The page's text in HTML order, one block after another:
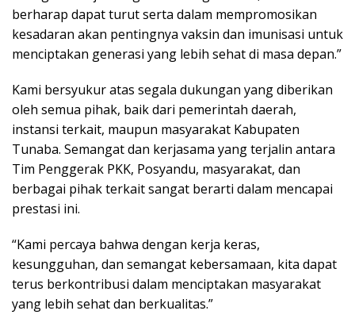
berharap dapat turut serta dalam mempromosikan
kesadaran akan pentingnya vaksin dan imunisasi untuk
menciptakan generasi yang lebih sehat di masa depan.”
Kami bersyukur atas segala dukungan yang diberikan
oleh semua pihak, baik dari pemerintah daerah,
instansi terkait, maupun masyarakat Kabupaten
Tunaba. Semangat dan kerjasama yang terjalin antara
Tim Penggerak PKK, Posyandu, masyarakat, dan
berbagai pihak terkait sangat berarti dalam mencapai
prestasi ini.
“Kami percaya bahwa dengan kerja keras,
kesungguhan, dan semangat kebersamaan, kita dapat
terus berkontribusi dalam menciptakan masyarakat
yang lebih sehat dan berkualitas.”